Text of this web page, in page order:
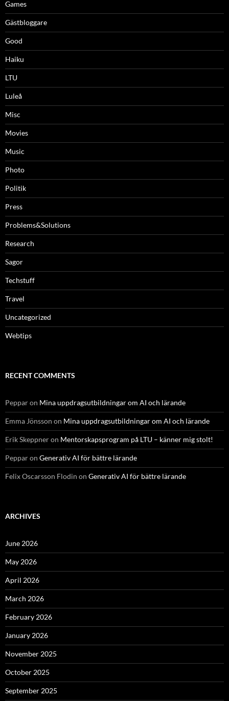
Games
Gästbloggare
Good
Haiku
LTU
Luleå
Misc
Movies
Music
Photo
Politik
Press
Problems&Solutions
Research
Sagor
Techstuff
Travel
Uncategorized
Webtips
RECENT COMMENTS
Pepparon Mina uppdragsutbildningar om AI och lärande
Emma Jönsson on Mina uppdragsutbildningar om AI och lärande
Erik Skeppneron Mentorskapsprogram på LTU – känner mig stolt!
Pepparon Generativ AI för bättre lärande
Felix Oscarsson Flodin on Generativ AI för bättre lärande
ARCHIVES
June 2026
May 2026
April 2026
March 2026
February 2026
January 2026
November 2025
October 2025
September 2025